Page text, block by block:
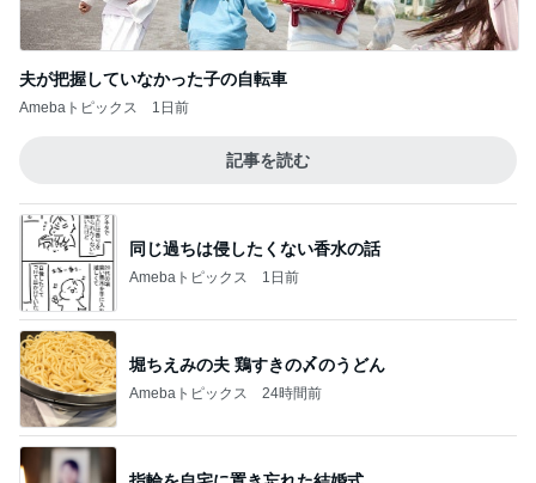
夫が把握していなかった子の自転車
Amebaトピックス 1日前
記事を読む
同じ過ちは侵したくない香水の話
Amebaトピックス 1日前
堀ちえみの夫 鶏すきの〆のうどん
Amebaトピックス 24時間前